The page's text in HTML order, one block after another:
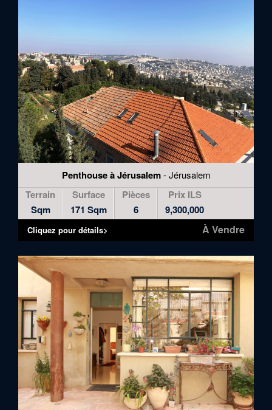
Penthouse à Jérusalem- Jérusalem
Terrain
Sqm
Surface
171 Sqm
Pièces
6
Prix ILS
9,300,000
À Vendre
Cliquez pour détails>